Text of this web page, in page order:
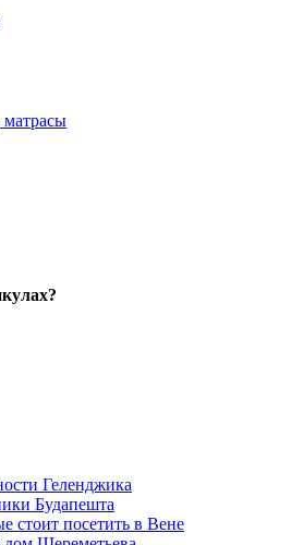
Геленджика
Будапешта
стоит посетить в Вене